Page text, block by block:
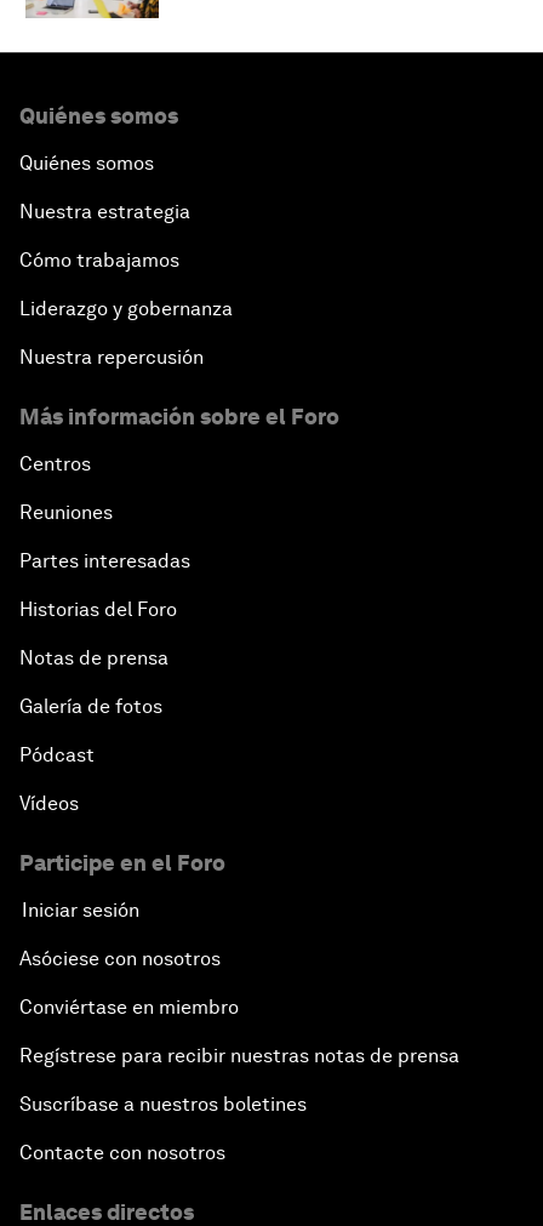
Quiénes somos
Quiénes somos
Nuestra estrategia
Cómo trabajamos
Liderazgo y gobernanza
Nuestra repercusión
Más información sobre el Foro
Centros
Reuniones
Partes interesadas
Historias del Foro
Notas de prensa
Galería de fotos
Pódcast
Vídeos
Participe en el Foro
Iniciar sesión
Asóciese con nosotros
Conviértase en miembro
Regístrese para recibir nuestras notas de prensa
Suscríbase a nuestros boletines
Contacte con nosotros
Enlaces directos